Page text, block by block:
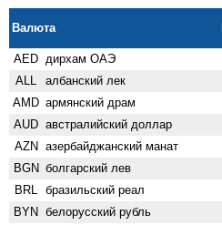
Валюта
AED дирхам ОАЭ
ALL албанский лек
AMD армянский драм
AUD австралийский доллар
AZN азербайджанский манат
BGN болгарский лев
BRL бразильский реал
BYN белорусский рубль